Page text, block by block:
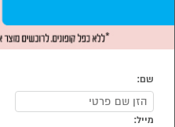
שם:
מייל: